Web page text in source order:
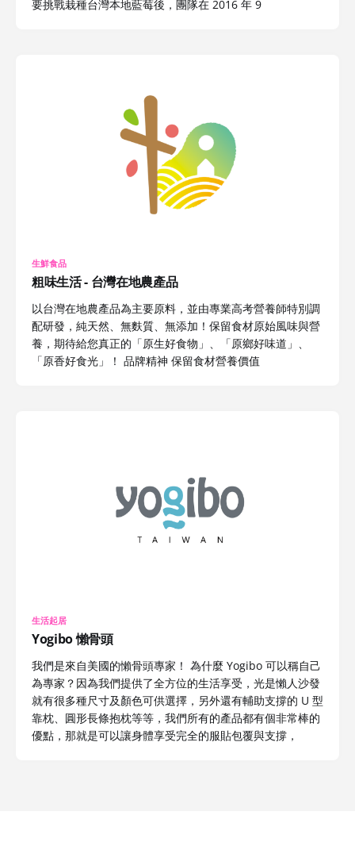
要挑戰栽種台灣本地藍莓後，團隊在 2016 年 9
生鮮食品
粗味生活 - 台灣在地農產品
以台灣在地農產品為主要原料，並由專業高考營養師特別調
配研發，純天然、無麩質、無添加！保留食材原始風味與營
養，期待給您真正的「原生好食物」、「原鄉好味道」、
「原香好食光」！ 品牌精神 保留食材營養價值
生活起居
Yogibo 懶骨頭
我們是來自美國的懶骨頭專家！ 為什麼 Yogibo 可以稱自己
為專家？因為我們提供了全方位的生活享受，光是懶人沙發
就有很多種尺寸及顏色可供選擇，另外還有輔助支撐的 U 型
靠枕、圓形長條抱枕等等，我們所有的產品都有個非常棒的
優點，那就是可以讓身體享受完全的服貼包覆與支撐，